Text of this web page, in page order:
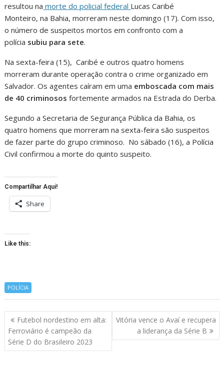
resultou na morte do policial federal Lucas Caribé
Monteiro, na Bahia, morreram neste domingo (17). Com isso,
o número de suspeitos mortos em confronto com a
polícia subiu para sete.
Na sexta-feira (15), Caribé e outros quatro homens
morreram durante operação contra o crime organizado em
Salvador. Os agentes caíram em uma emboscada com mais
de 40 criminosos fortemente armados na Estrada do Derba.
Segundo a Secretaria de Segurança Pública da Bahia, os
quatro homens que morreram na sexta-feira são suspeitos
de fazer parte do grupo criminoso. No sábado (16), a Polícia
Civil confirmou a morte do quinto suspeito.
Compartilhar Aqui!
Share
Like this:
POLÍCIA
Navegação
de
artigos
Futebol nordestino em alta:
Ferroviário é campeão da
Série D do Brasileiro 2023
Vitória vence o Avaí e recupera
a liderança da Série B